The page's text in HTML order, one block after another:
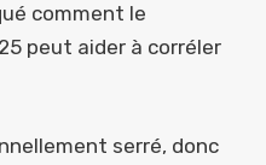
comment le
peut aider à corréler
serré, donc